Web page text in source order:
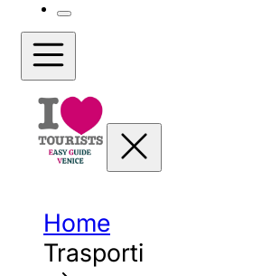
Home
Trasporti